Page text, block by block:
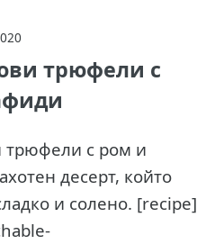
трюфели с
с ром и
десерт, който
и солено. [recipe]